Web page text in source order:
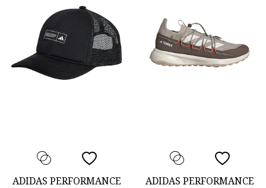
ADIDAS PERFORMANCE ADIDAS PERFORMANCE